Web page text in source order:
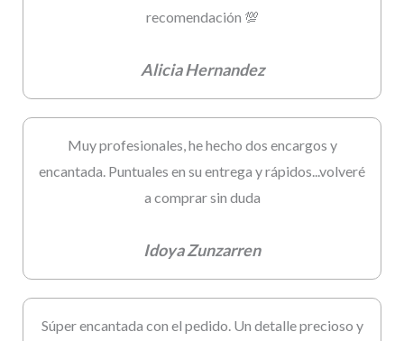
recomendación 💯
Alicia Hernandez
Muy profesionales, he hecho dos encargos y
encantada. Puntuales en su entrega y rápidos...volveré
a comprar sin duda
Idoya Zunzarren
Súper encantada con el pedido. Un detalle precioso y